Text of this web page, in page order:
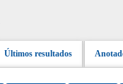
Últimos resultados